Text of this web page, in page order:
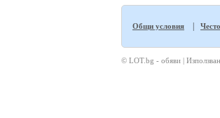
Общи условия
© LOT.bg - обяви |